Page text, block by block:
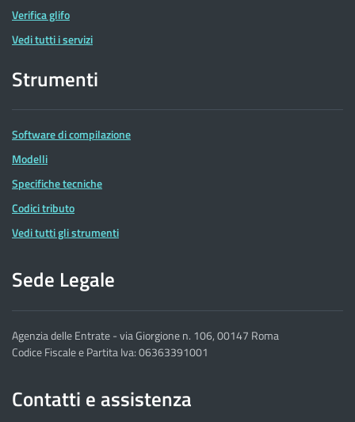
Verifica glifo
Vedi tutti i servizi
Strumenti
Software di compilazione
Modelli
Specifiche tecniche
Codici tributo
Vedi tutti gli strumenti
Sede Legale
Agenzia delle Entrate - via Giorgione n. 106, 00147 Roma
Codice Fiscale e Partita Iva: 06363391001
Contatti e assistenza